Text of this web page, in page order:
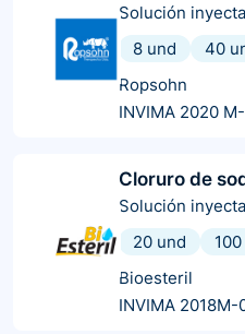
Solución
8 und
40
Ropsohn
INVIMA 2020
Cloruro de
Solución
20 und
Bioesteril
INVIMA 2018M-